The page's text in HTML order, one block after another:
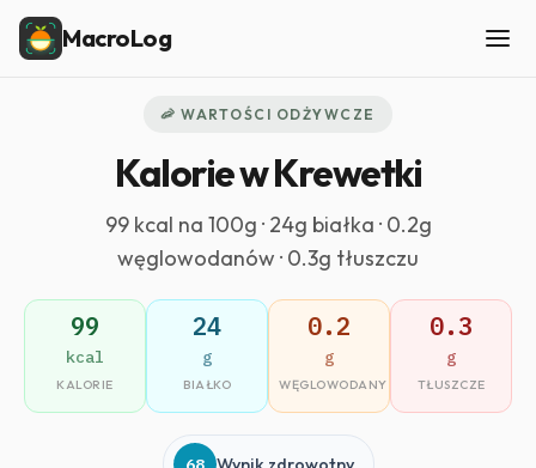
MacroLog
🦐 WARTOŚCI ODŻYWCZE
Kalorie w Krewetki
99 kcal na 100g · 24g białka · 0.2g
węglowodanów · 0.3g tłuszczu
99
kcal
KALORIE
24
g
BIAŁKO
0.2
g
WĘGLOWODANY
0.3
g
TŁUSZCZE